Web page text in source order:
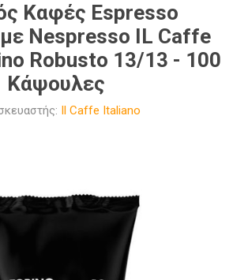
Καφές Espresso
Nespresso IL Caffe
Robusto 13/13 - 100
Κάψουλες
Il Caffe Italiano